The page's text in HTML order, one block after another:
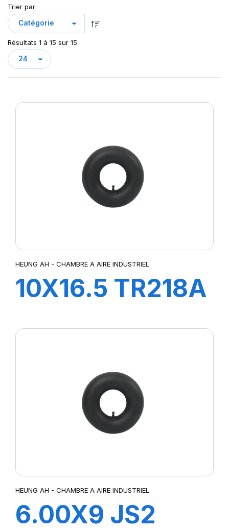
Trier par
Résultats 1 à 15 sur 15
HEUNG AH - CHAMBRE A AIRE INDUSTRIEL
10X16.5 TR218A
HEUNG AH - CHAMBRE A AIRE INDUSTRIEL
6.00X9 JS2